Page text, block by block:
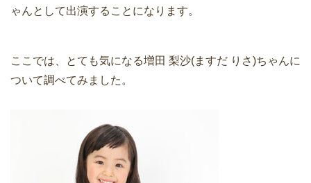
ゃんとして出演することになります。
ここでは、とても気になる増田 梨沙(ますだ りさ)ちゃんに
ついて調べてみました。